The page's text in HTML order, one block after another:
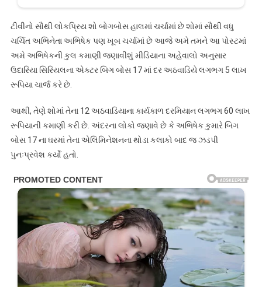
ટીવીનો સૌથી લોકપ્રિય શો બોગબોસ હાલમાં ચર્ચામાં છે શોમાં સૌથી વધુ
ચર્ચિત અભિનેતા અભિષેક પણ ખૂબ ચર્ચામાં છે આજે અમે તમને આ પોસ્ટમાં
અમે અભિષેકની કુલ કમાણી જણાવીશું મીડિયાના અહેવાલો અનુસાર
ઉદારિયા સિરિયલના એક્ટર બિગ બોસ 17 માં દર અઠવાડિયે લગભગ 5 લાખ
રૂપિયા ચાર્જ કરે છે.
આથી, તેણે શોમાં તેના 12 અઠવાડિયાના કાર્યકાળ દરમિયાન લગભગ 60 લાખ
રૂપિયાની કમાણી કરી છે. અંદરના લોકો જણાવે છે કે અભિષેક કુમારે બિગ
બોસ 17 ના ઘરમાં તેના એલિમિનેશનના થોડા કલાકો બાદ જ ઝડપી
પુનઃપ્રવેશ કર્યો હતો.